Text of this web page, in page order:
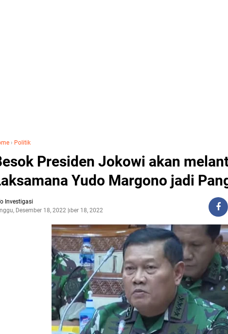
› Politik
Presiden Jokowi akan
Yudo Margono jadi
Investigasi
Desember 18, 2022Desember 18, 2022